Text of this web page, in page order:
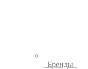
Бренды